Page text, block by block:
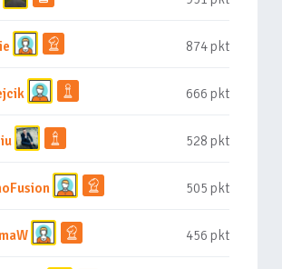
874 pkt
666 pkt
528 pkt
505 pkt
456 pkt